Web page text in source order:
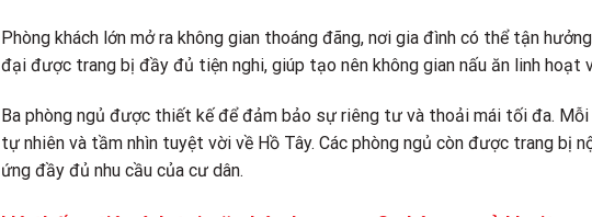
Phòng khách lớn mở ra không gian thoáng đãng, nơi gia đình có thể tận
đại được trang bị đầy đủ tiện nghi, giúp tạo nên không gian nấu ăn linh hoạt
Ba phòng ngủ được thiết kế để đảm bảo sự riêng tư và thoải mái tối đa. Mỗi
tự nhiên và tầm nhìn tuyệt vời về Hồ Tây. Các phòng ngủ còn được trang bị
ứng đầy đủ nhu cầu của cư dân.